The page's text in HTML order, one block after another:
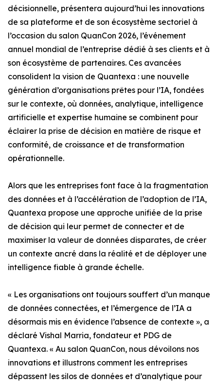
décisionnelle, présentera aujourd’hui les innovations
de sa plateforme et de son écosystème sectoriel à
l’occasion du salon QuanCon 2026, l’événement
annuel mondial de l’entreprise dédié à ses clients et à
son écosystème de partenaires. Ces avancées
consolident la vision de Quantexa : une nouvelle
génération d’organisations prêtes pour l’IA, fondées
sur le contexte, où données, analytique, intelligence
artificielle et expertise humaine se combinent pour
éclairer la prise de décision en matière de risque et
conformité, de croissance et de transformation
opérationnelle.
Alors que les entreprises font face à la fragmentation
des données et à l’accélération de l’adoption de l’IA,
Quantexa propose une approche unifiée de la prise
de décision qui leur permet de connecter et de
maximiser la valeur de données disparates, de créer
un contexte ancré dans la réalité et de déployer une
intelligence fiable à grande échelle.
« Les organisations ont toujours souffert d’un manque
de données connectées, et l’émergence de l’IA a
désormais mis en évidence l’absence de contexte », a
déclaré Vishal Marria, fondateur et PDG de
Quantexa. « Au salon QuanCon, nous dévoilons nos
innovations et illustrons comment les entreprises
dépassent les silos de données et d’analytique pour